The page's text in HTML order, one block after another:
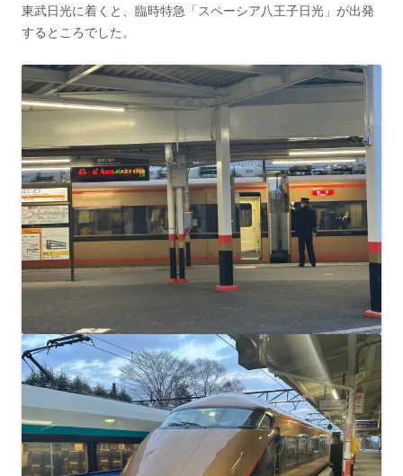
東武日光に着くと、臨時特急「スペーシア八王子日光」が出発
するところでした。